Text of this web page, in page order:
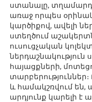
ստանալը, տղամարդ
առաջ որպես
կարծիքով, ավելի
ստեղծում
ուսուցչական
ներդաշնակություն
հայացքների,
և համակշռվում են,
արդյունք կարելի է